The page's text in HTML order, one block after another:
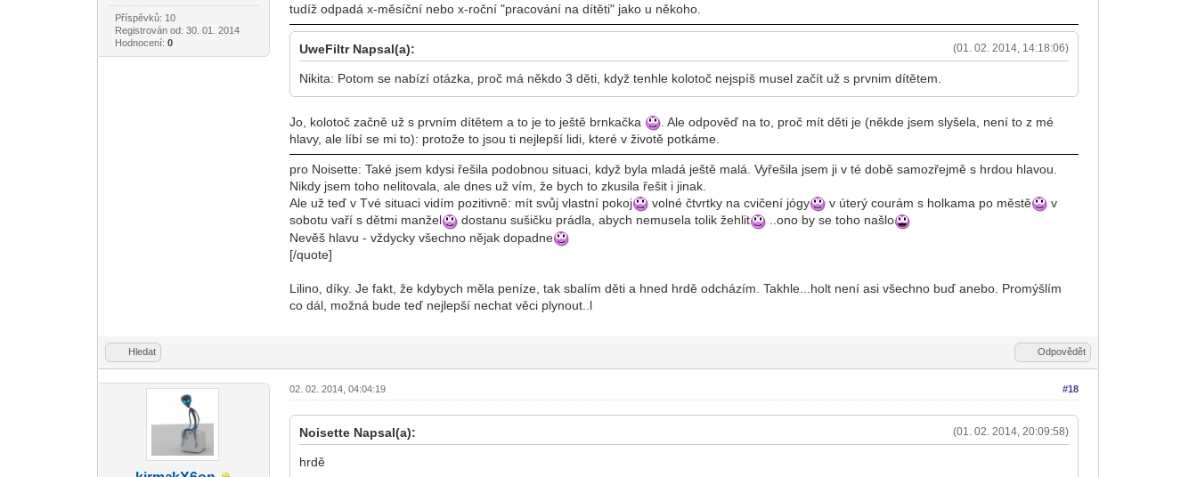
Příspěvků: 10
Registrován od: 30. 01. 2014
Hodnocení: 0
tudíž odpadá x-měsíční nebo x-roční "pracování na dítěti" jako u někoho.
(01. 02. 2014, 14:18:06)
UweFiltr Napsal(a):
Nikita: Potom se nabízí otázka, proč má někdo 3 děti, když tenhle kolotoč nejspíš musel začít už s prvnim dítětem.
Jo, kolotoč začně už s prvním dítětem a to je to ještě brnkačka
. Ale odpověď na to, proč mít děti je (někde jsem slyšela, není to z mé
hlavy, ale líbí se mi to): protože to jsou ti nejlepší lidi, které v životě potkáme.
pro Noisette: Také jsem kdysi řešila podobnou situaci, když byla mladá ještě malá. Vyřešila jsem ji v té době samozřejmě s hrdou hlavou.
Nikdy jsem toho nelitovala, ale dnes už vím, že bych to zkusila řešit i jinak.
Ale už teď v Tvé situaci vidím pozitivně: mít svůj vlastní pokoj
volné čtvrtky na cvičení jógy v úterý courám s holkama po městě
v
sobotu vaří s dětmi manžel
dostanu sušičku prádla, abych nemusela tolik žehlit
..ono by se toho našlo
Nevěš hlavu - vždycky všechno nějak dopadne
[/quote]
Lilino, díky. Je fakt, že kdybych měla peníze, tak sbalím děti a hned hrdě odcházím. Takhle...holt není asi všechno buď anebo. Promýšlím
co dál, možná bude teď nejlepší nechat věci plynout..l
Hledat Odpovědět
#18
02. 02. 2014, 04:04:19
(01. 02. 2014, 20:09:58)
Noisette Napsal(a):
hrdě